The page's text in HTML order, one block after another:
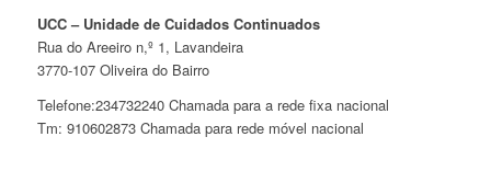
UCC – Unidade de Cuidados Continuados
Rua do Areeiro n,º 1, Lavandeira
3770-107 Oliveira do Bairro
Telefone:234732240 Chamada para a rede fixa nacional
Tm: 910602873 Chamada para rede móvel nacional